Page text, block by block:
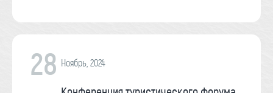
28 Ноябрь, 2024